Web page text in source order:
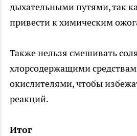
дыхательными путями, так
привести к химическим
Также нельзя смешивать
хлорсодержащими
окислителями, чтобы
реакций.
Итог